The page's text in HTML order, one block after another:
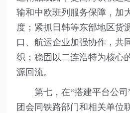
输和中欧班列服务保障，加
度；紧抓日韩等东部地区货
口、航运企业加强协作，共
织；稳固以二连浩特为核心
源回流。
第七，在“搭建平台公司
团会同铁路部门和相关单位